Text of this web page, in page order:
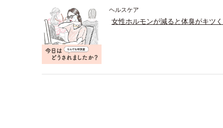
ヘルスケア
女性ホルモンが減ると体臭がキツ